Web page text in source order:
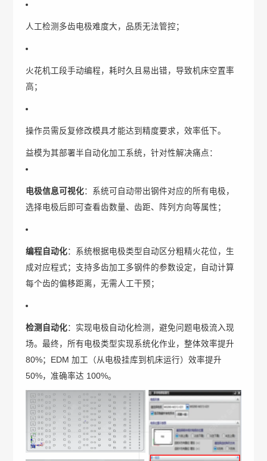
人工检测多齿电极难度大，品质无法管控；
火花机工段手动编程，耗时久且易出错，导致机床空置率
高；
操作员需反复修改模具才能达到精度要求，效率低下。
益模为其部署半自动化加工系统，针对性解决痛点：
电极信息可视化：系统可自动带出钢件对应的所有电极，
选择电极后即可查看齿数量、齿距、阵列方向等属性；
编程自动化：系统根据电极类型自动区分粗精火花位，生
成对应程式；支持多齿加工多钢件的参数设定，自动计算
每个齿的偏移距离，无需人工干预；
检测自动化：实现电极自动化检测，避免问题电极流入现
场。最终，所有电极类型实现系统化作业，整体效率提升
80%；EDM 加工（从电极挂库到机床运行）效率提升
50%，准确率达 100%。